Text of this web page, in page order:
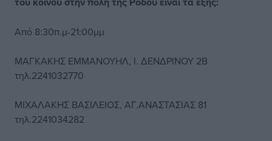
Από 8:30π.μ-21:00μμ
ΜΑΓΚΑΚΗΣ ΕΜΜΑΝΟΥΗΛ, Ι. ΔΕΝΔΡΙΝΟΥ 2Β
τηλ.2241032770
ΜΙΧΑΛΑΚΗΣ ΒΑΣΙΛΕΙΟΣ, ΑΓ.ΑΝΑΣΤΑΣΙΑΣ 81
τηλ.2241034282